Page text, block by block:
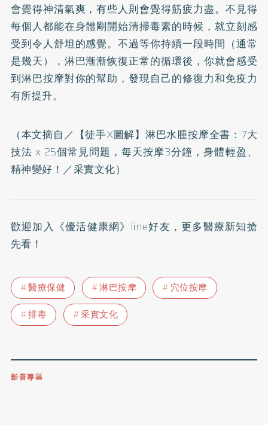
會覺得神清氣爽，有些人則會覺得筋疲力盡。不見得
每個人都能在身體剛開始清掃毒素的時候，就立刻感
受到令人舒坦的感覺。不過等你持續一段時間（通常
是幾天），淋巴漸漸恢復正常的循環後，你就會感受
到淋巴按摩對你的幫助，發現自己的修復力和免疫力
有所提升。
（本文摘自／ 【徒手X圖解】淋巴水腫按摩全書：7大
技法 x 25個常見問題，每天按摩3分鐘，身體輕盈、
精神變好！ ／采實文化）
歡迎加入 《優活健康網》line好友 ，更多醫療新知搶
先看！
醫療保健 淋巴按摩
穴位按摩
排毒
采實文化
影音專區